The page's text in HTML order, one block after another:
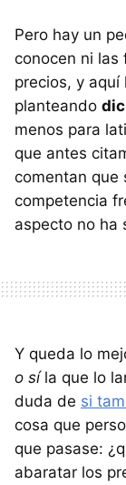
Pero hay un
conocen ni las
precios, y aquí
planteando
menos para
que antes
comentan que
competencia
aspecto no ha
Y queda lo
o síla que lo
duda de si
cosa que
que pasase:
abaratar los